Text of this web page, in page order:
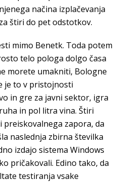
načina izplačevanja
štiri do pet odstotkov.
mimo Benetk. Toda potem
telo pologa dolgo časa
morete umakniti, Bologne
je to v pristojnosti
in gre za javni sektor, igra
in pol litra vina. Štiri
preiskovalnega zapora, da
naslednja zbirna številka
izdajo sistema Windows
pričakovali. Edino tako, da
testiranja vsake